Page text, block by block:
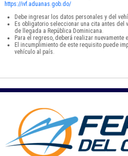
https://ivf.aduanas.gob.do/
Debe ingresar los datos personales y del
Es obligatorio seleccionar una cita antes del
de llegada a República Dominicana.
Para el regreso, deberá realizar nuevamente
El incumplimiento de este requisito puede
vehículo al país.